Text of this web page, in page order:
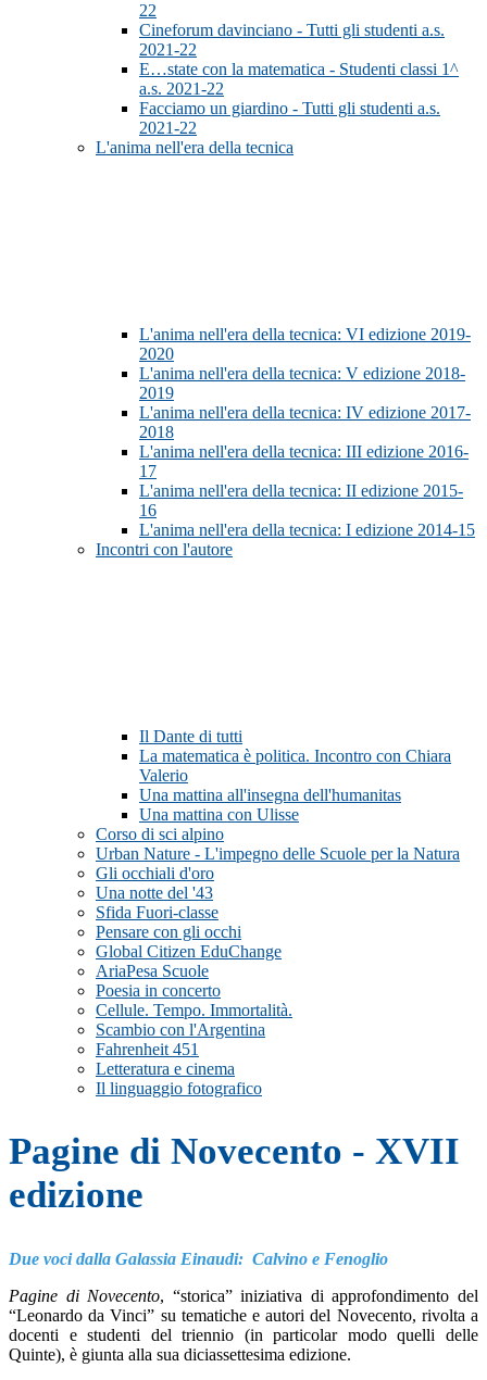
22
Cineforum davinciano - Tutti gli studenti a.s.
2021-22
E…state con la matematica - Studenti classi 1^
a.s. 2021-22
Facciamo un giardino - Tutti gli studenti a.s.
2021-22
L'anima nell'era della tecnica
L'anima nell'era della tecnica: VI edizione 2019-
2020
L'anima nell'era della tecnica: V edizione 2018-
2019
L'anima nell'era della tecnica: IV edizione 2017-
2018
L'anima nell'era della tecnica: III edizione 2016-
17
L'anima nell'era della tecnica: II edizione 2015-
16
L'anima nell'era della tecnica: I edizione 2014-15
Incontri con l'autore
Il Dante di tutti
La matematica è politica. Incontro con Chiara
Valerio
Una mattina all'insegna dell'humanitas
Una mattina con Ulisse
Corso di sci alpino
Urban Nature - L'impegno delle Scuole per la Natura
Gli occhiali d'oro
Una notte del '43
Sfida Fuori-classe
Pensare con gli occhi
Global Citizen EduChange
AriaPesa Scuole
Poesia in concerto
Cellule. Tempo. Immortalità.
Scambio con l'Argentina
Fahrenheit 451
Letteratura e cinema
Il linguaggio fotografico
Pagine di Novecento - XVII
edizione
Due voci dalla Galassia Einaudi: Calvino e Fenoglio
Pagine di Novecento, “storica” iniziativa di approfondimento del
“Leonardo da Vinci” su tematiche e autori del Novecento, rivolta a
docenti e studenti del triennio (in particolar modo quelli delle
Quinte), è giunta alla sua diciassettesima edizione.